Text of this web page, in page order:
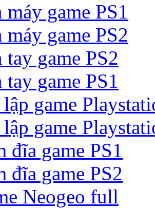
máy game PS1
máy game PS2
tay game PS2
tay game PS1
game
game
đĩa game PS1
đĩa game PS2
Neogeo full